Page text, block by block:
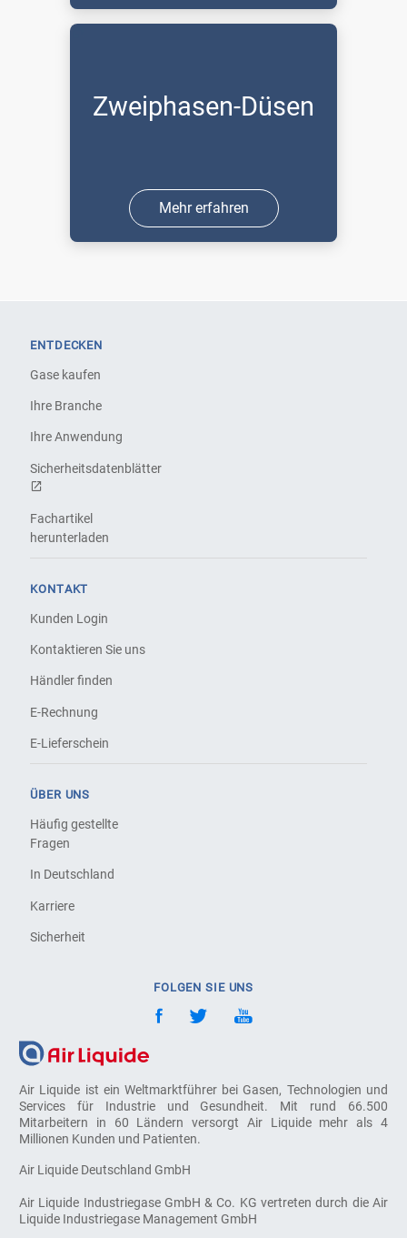
Zweiphasen-Düsen
Mehr erfahren
Air Liquide ist ein Weltmarktführer bei Gasen, Technologien und
Services für Industrie und Gesundheit. Mit rund 66.500
Mitarbeitern in 60 Ländern versorgt Air Liquide mehr als 4
Millionen Kunden und Patienten.
Air Liquide Deutschland GmbH
Air Liquide Industriegase GmbH & Co. KG vertreten durch die Air
Liquide Industriegase Management GmbH
ENTDECKEN
Gase kaufen
Ihre Branche
Ihre Anwendung
Sicherheitsdatenblätter
Fachartikel
herunterladen
KONTAKT
Kunden Login
Kontaktieren Sie uns
Händler finden
E-Rechnung
E-Lieferschein
ÜBER UNS
Häufig gestellte
Fragen
In Deutschland
Karriere
Sicherheit
FOLGEN SIE UNS